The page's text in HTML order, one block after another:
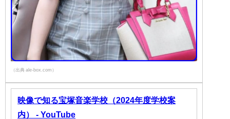
（出典 ale-box.com）
映像で知る宝塚音楽学校（2024年度学校案
内） - YouTube